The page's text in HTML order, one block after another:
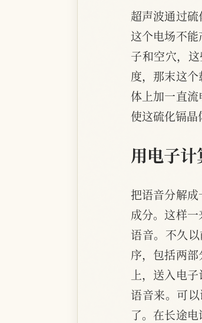
超声波通过
这个电场不
子和空穴，
度，那末这
体上加一直
使这硫化镉晶
用电子
把语音分解
成分。这样
语音。不久
序，包括两
上，送入电
语音来。可
了。在长途